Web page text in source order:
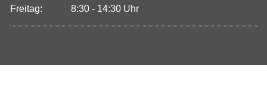
Freitag:
8:30 - 14:30 Uhr